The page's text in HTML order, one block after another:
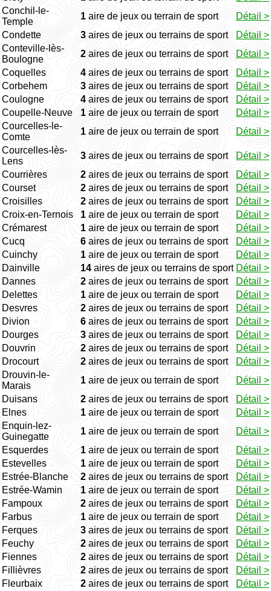
Conchil-le-
Temple
1 aire de jeux ou terrain de sport
Détail >
Condette
3 aires de jeux ou terrains de sport
Détail >
Conteville-lès-
Boulogne
2 aires de jeux ou terrains de sport
Détail >
Coquelles
4 aires de jeux ou terrains de sport
Détail >
Corbehem
3 aires de jeux ou terrains de sport
Détail >
Coulogne
4 aires de jeux ou terrains de sport
Détail >
Coupelle-Neuve
1 aire de jeux ou terrain de sport
Détail >
Courcelles-le-
Comte
1 aire de jeux ou terrain de sport
Détail >
Courcelles-lès-
Lens
3 aires de jeux ou terrains de sport
Détail >
Courrières
2 aires de jeux ou terrains de sport
Détail >
Courset
2 aires de jeux ou terrains de sport
Détail >
Croisilles
2 aires de jeux ou terrains de sport
Détail >
Croix-en-Ternois
1 aire de jeux ou terrain de sport
Détail >
Crémarest
1 aire de jeux ou terrain de sport
Détail >
Cucq
6 aires de jeux ou terrains de sport
Détail >
Cuinchy
1 aire de jeux ou terrain de sport
Détail >
Dainville
14 aires de jeux ou terrains de sport Détail >
Dannes
2 aires de jeux ou terrains de sport
Détail >
Delettes
1 aire de jeux ou terrain de sport
Détail >
Desvres
2 aires de jeux ou terrains de sport
Détail >
Divion
6 aires de jeux ou terrains de sport
Détail >
Dourges
3 aires de jeux ou terrains de sport
Détail >
Douvrin
2 aires de jeux ou terrains de sport
Détail >
Drocourt
2 aires de jeux ou terrains de sport
Détail >
Drouvin-le-
Marais
1 aire de jeux ou terrain de sport
Détail >
Duisans
2 aires de jeux ou terrains de sport
Détail >
Elnes
1 aire de jeux ou terrain de sport
Détail >
Enquin-lez-
Guinegatte
1 aire de jeux ou terrain de sport
Détail >
Esquerdes
1 aire de jeux ou terrain de sport
Détail >
Estevelles
1 aire de jeux ou terrain de sport
Détail >
Estrée-Blanche
2 aires de jeux ou terrains de sport
Détail >
Estrée-Wamin
1 aire de jeux ou terrain de sport
Détail >
Fampoux
2 aires de jeux ou terrains de sport
Détail >
Farbus
1 aire de jeux ou terrain de sport
Détail >
Ferques
3 aires de jeux ou terrains de sport
Détail >
Feuchy
2 aires de jeux ou terrains de sport
Détail >
Fiennes
2 aires de jeux ou terrains de sport
Détail >
Fillièvres
2 aires de jeux ou terrains de sport
Détail >
Fleurbaix
2 aires de jeux ou terrains de sport
Détail >